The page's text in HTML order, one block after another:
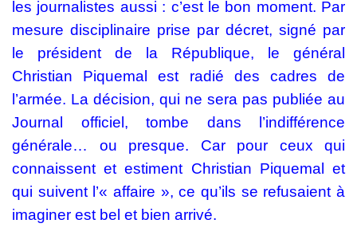
les journalistes aussi : c’est le bon moment. Par
mesure disciplinaire prise par décret, signé par
le président de la République, le général
Christian Piquemal est radié des cadres de
l’armée. La décision, qui ne sera pas publiée au
Journal officiel, tombe dans l’indifférence
générale… ou presque. Car pour ceux qui
connaissent et estiment Christian Piquemal et
qui suivent l’« affaire », ce qu’ils se refusaient à
imaginer est bel et bien arrivé.